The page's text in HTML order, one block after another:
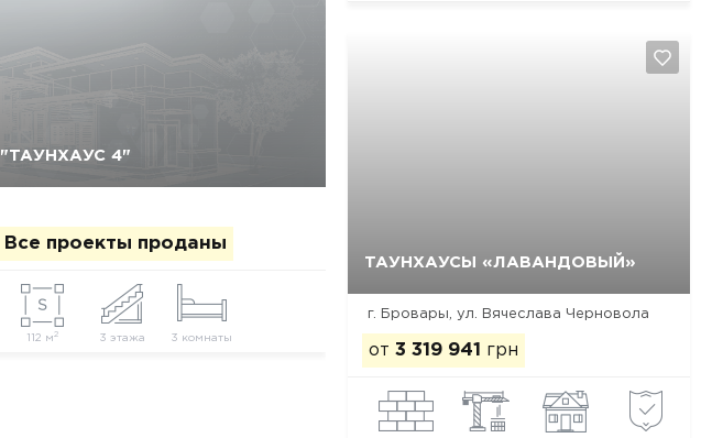
"ТАУНХАУС 4"
Все проекты проданы
112 м2 3 этажа 3 комнаты
Да, удалить
ТАУНХАУСЫ «ЛАВАНДОВЫЙ»
г. Бровары, ул. Вячеслава Черновола
от 3 319 941 грн
Да, удалить Отмена